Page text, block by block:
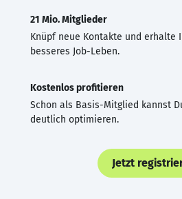
21 Mio. Mitglieder
Knüpf neue Kontakte und erhalte
besseres Job-Leben.
Kostenlos profitieren
Schon als Basis-Mitglied kannst
deutlich optimieren.
Jetzt